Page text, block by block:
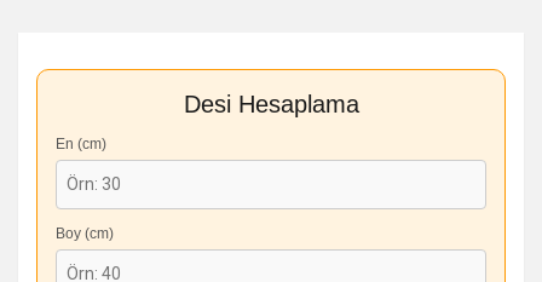
Desi Hesaplama
En (cm)
Boy (cm)